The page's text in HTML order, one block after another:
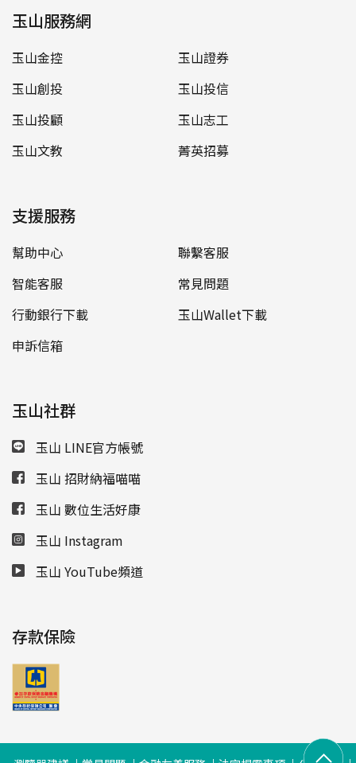
玉山服務網
玉山金控
玉山證券
玉山創投
玉山投信
玉山投顧
玉山志工
玉山文教
菁英招募
支援服務
幫助中心
聯繫客服
智能客服
常見問題
行動銀行下載
玉山Wallet下載
申訴信箱
玉山社群
玉山 LINE官方帳號
玉山 招財納福喵喵
玉山 數位生活好康
玉山 Instagram
玉山 YouTube頻道
存款保險